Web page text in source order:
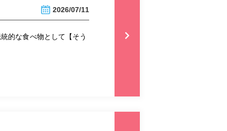
2026/07/11
的な食べ物として【そう